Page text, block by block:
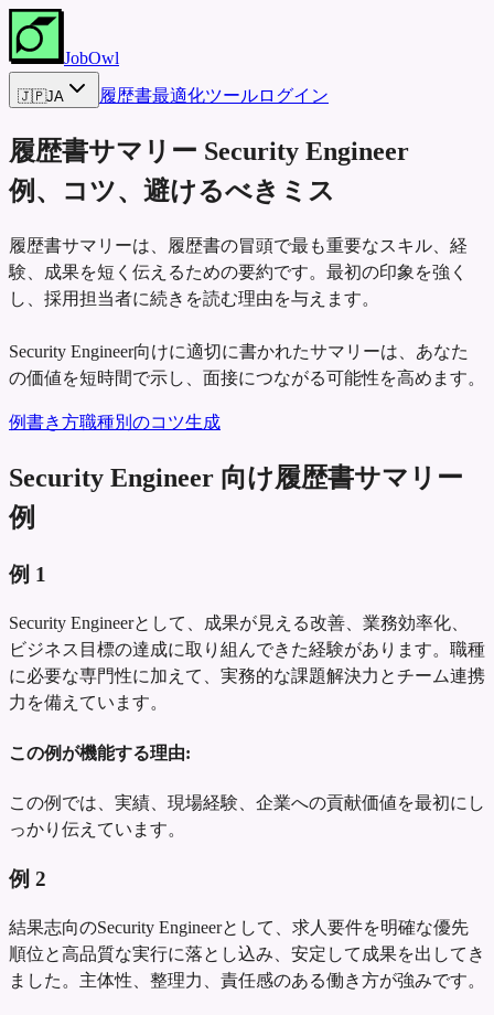
JobOwl
🇯🇵JA 履歴書最適化ツールログイン
履歴書サマリー Security Engineer
例、コツ、避けるべきミス
履歴書サマリーは、履歴書の冒頭で最も重要なスキル、経
験、成果を短く伝えるための要約です。最初の印象を強く
し、採用担当者に続きを読む理由を与えます。
Security Engineer向けに適切に書かれたサマリーは、あなた
の価値を短時間で示し、面接につながる可能性を高めます。
例書き方職種別のコツ生成
Security Engineer 向け履歴書サマリー
例
例 1
Security Engineerとして、成果が見える改善、業務効率化、
ビジネス目標の達成に取り組んできた経験があります。職種
に必要な専門性に加えて、実務的な課題解決力とチーム連携
力を備えています。
この例が機能する理由:
この例では、実績、現場経験、企業への貢献価値を最初にし
っかり伝えています。
例 2
結果志向のSecurity Engineerとして、求人要件を明確な優先
順位と高品質な実行に落とし込み、安定して成果を出してき
ました。主体性、整理力、責任感のある働き方が強みです。